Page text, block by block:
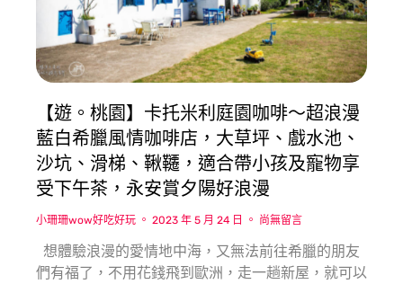
【遊。桃園】卡托米利庭園咖啡〜超浪漫
藍白希臘風情咖啡店，大草坪、戲水池、
沙坑、滑梯、鞦韆，適合帶小孩及寵物享
受下午茶，永安賞夕陽好浪漫
小珊珊wow好吃好玩 2023 年 5 月 24 日 尚無留言
想體驗浪漫的愛情地中海，又無法前往希臘的朋友
們有福了，不用花錢飛到歐洲，走一趟新屋，就可以